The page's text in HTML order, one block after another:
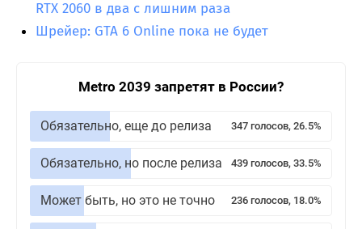
RTX 2060 в два с лишним раза
Шрейер: GTA 6 Online пока не будет
Metro 2039 запретят в России?
Обязательно, еще до релиза 347 голосов, 26.5%
Обязательно, но после релиза 439 голосов, 33.5%
Может быть, но это не точно 236 голосов, 18.0%